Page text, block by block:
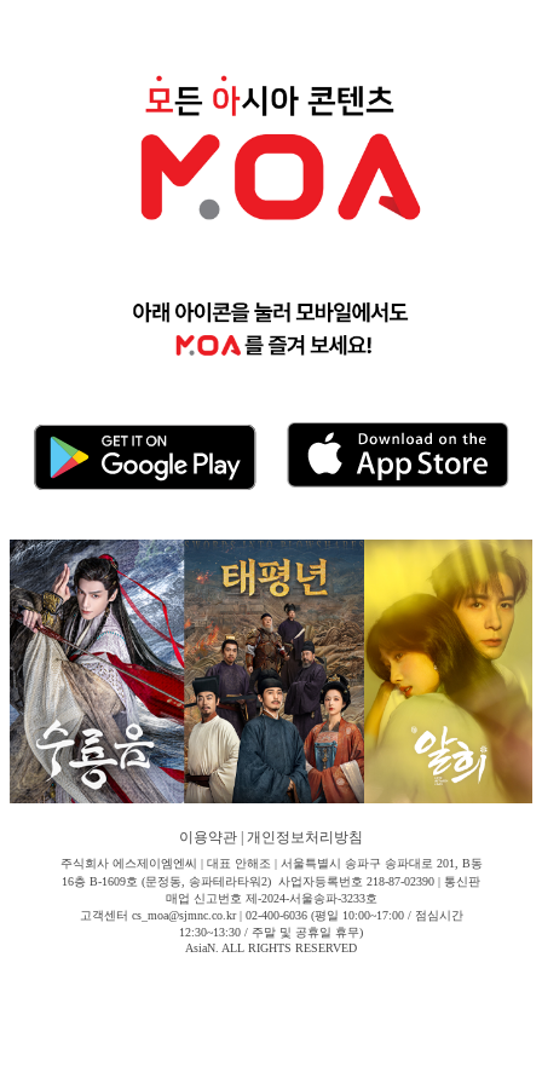
이용약관 개인정보처리방침
주식회사 에스제이엠엔씨 | 대표 안해조 | 서울특별시 송파구 송파대로 201, B동
16층 B-1609호 (문정동, 송파테라타워2) 사업자등록번호 218-87-02390 | 통신판
매업 신고번호 제-2024-서울송파-3233호
고객센터 cs_moa@sjmnc.co.kr | 02-400-6036 (평일 10:00~17:00 / 점심시간
12:30~13:30 / 주말 및 공휴일 휴무)
AsiaN. ALL RIGHTS RESERVED